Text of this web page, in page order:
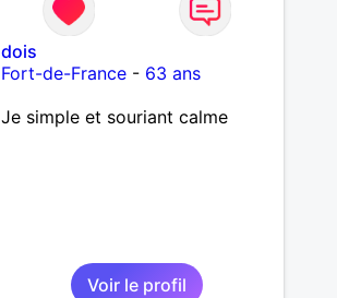
dois
Fort-de-France - 63 ans
Je simple et souriant calme
Voir le profil